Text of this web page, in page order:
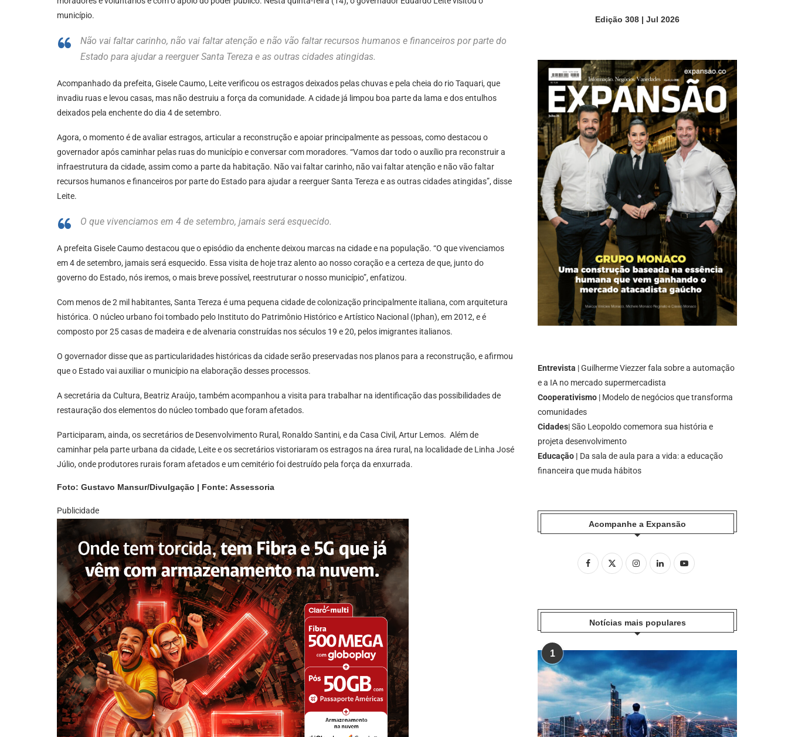
município.
Não vai faltar carinho, não vai faltar atenção e não vão faltar recursos humanos e financeiros por parte do
Estado para ajudar a reerguer Santa Tereza e as outras cidades atingidas.
Acompanhado da prefeita, Gisele Caumo, Leite verificou os estragos deixados pelas chuvas e pela cheia do rio Taquari, que
invadiu ruas e levou casas, mas não destruiu a força da comunidade. A cidade já limpou boa parte da lama e dos entulhos
deixados pela enchente do dia 4 de setembro.
Agora, o momento é de avaliar estragos, articular a reconstrução e apoiar principalmente as pessoas, como destacou o
governador após caminhar pelas ruas do município e conversar com moradores. “Vamos dar todo o auxílio pra reconstruir a
infraestrutura da cidade, assim como a parte da habitação. Não vai faltar carinho, não vai faltar atenção e não vão faltar
recursos humanos e financeiros por parte do Estado para ajudar a reerguer Santa Tereza e as outras cidades atingidas”, disse
Leite.
O que vivenciamos em 4 de setembro, jamais será esquecido.
A prefeita Gisele Caumo destacou que o episódio da enchente deixou marcas na cidade e na população. “O que vivenciamos
em 4 de setembro, jamais será esquecido. Essa visita de hoje traz alento ao nosso coração e a certeza de que, junto do
governo do Estado, nós iremos, o mais breve possível, reestruturar o nosso município”, enfatizou.
Com menos de 2 mil habitantes, Santa Tereza é uma pequena cidade de colonização principalmente italiana, com arquitetura
histórica. O núcleo urbano foi tombado pelo Instituto do Patrimônio Histórico e Artístico Nacional (Iphan), em 2012, e é
composto por 25 casas de madeira e de alvenaria construídas nos séculos 19 e 20, pelos imigrantes italianos.
O governador disse que as particularidades históricas da cidade serão preservadas nos planos para a reconstrução, e afirmou
que o Estado vai auxiliar o município na elaboração desses processos.
A secretária da Cultura, Beatriz Araújo, também acompanhou a visita para trabalhar na identificação das possibilidades de
restauração dos elementos do núcleo tombado que foram afetados.
Participaram, ainda, os secretários de Desenvolvimento Rural, Ronaldo Santini, e da Casa Civil, Artur Lemos. Além de
caminhar pela parte urbana da cidade, Leite e os secretários vistoriaram os estragos na área rural, na localidade de Linha José
Júlio, onde produtores rurais foram afetados e um cemitério foi destruído pela força da enxurrada.
Foto: Gustavo Mansur/Divulgação | Fonte: Assessoria
Publicidade
Edição 308 | Jul 2026
Entrevista | Guilherme Viezzer fala sobre a automação
e a IA no mercado supermercadista
Cooperativismo | Modelo de negócios que transforma
comunidades
Cidades| São Leopoldo comemora sua história e
projeta desenvolvimento
Educação | Da sala de aula para a vida: a educação
financeira que muda hábitos
Acompanhe a Expansão
Notícias mais populares
1